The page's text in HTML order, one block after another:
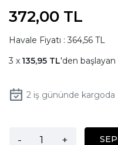
372,00 TL
Havale Fiyatı : 364,56 TL
135,95 TL'den
2iş gününde kargoda
- +